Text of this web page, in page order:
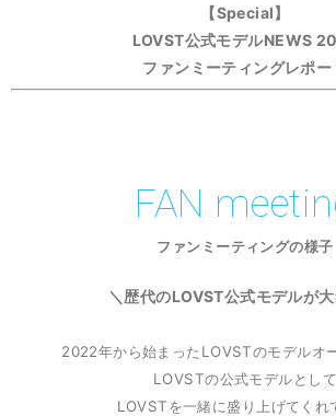
【Special】
LOVST公式モデルNEWS
ファンミーティングレポー
FAN
ファンミーティングの様子
＼歴代のLOVST公式モデルが
2022年から始まったLOVSTのモデルオ
LOVSTの公式モデルとして
LOVSTを一緒に盛り上げてくれ